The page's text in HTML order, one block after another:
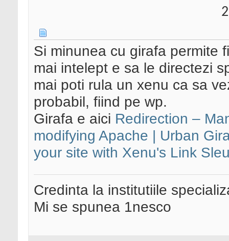
Si minunea cu girafa permite
mai intelept e sa le directezi
mai poti rula un xenu ca sa
probabil, fiind pe wp.
Girafa e aici Redirection –
modifying Apache | Urban
your site with Xenu's Link
Credinta la institutiile
Mi se spunea 1nesco